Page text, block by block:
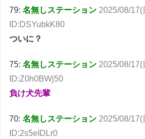
79:名無しステーション 2025/08/17(
ID:DSYubkK80
ついに？
75:名無しステーション 2025/08/17(
ID:Z0h0BWj50
負け犬先輩
70:名無しステーション 2025/08/17(
ID:2s5eIDLr0